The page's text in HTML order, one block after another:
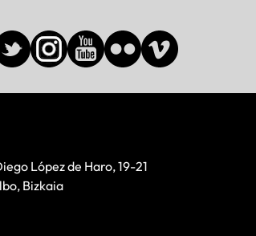
López de Haro, 19-21
Bizkaia